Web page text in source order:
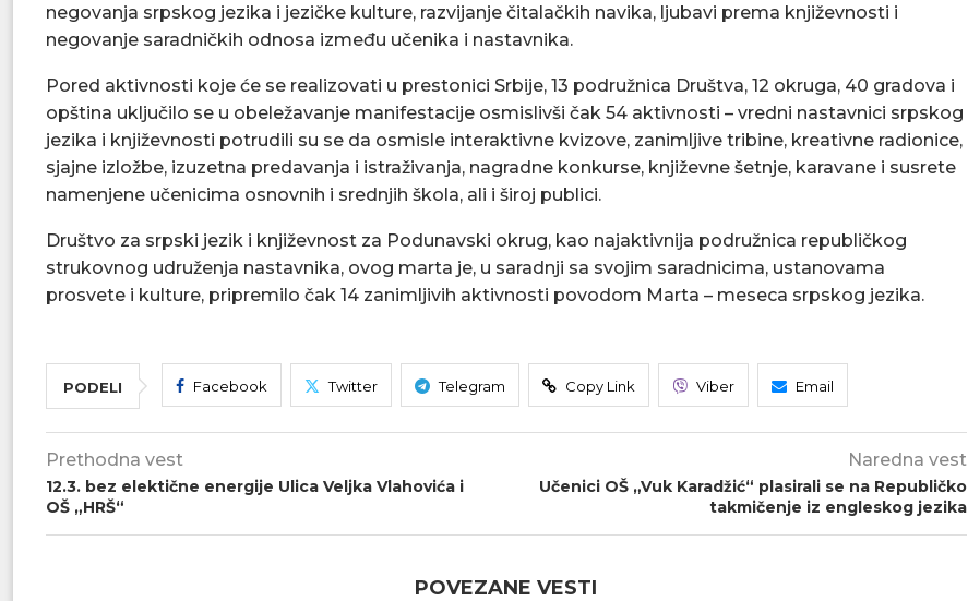
negovanja srpskog jezika i jezičke kulture, razvijanje čitalačkih navika, ljubavi prema književnosti i
negovanje saradničkih odnosa između učenika i nastavnika.
Pored aktivnosti koje će se realizovati u prestonici Srbije, 13 podružnica Društva, 12 okruga, 40 gradova i
opština uključilo se u obeležavanje manifestacije osmislivši čak 54 aktivnosti – vredni nastavnici srpskog
jezika i književnosti potrudili su se da osmisle interaktivne kvizove, zanimljive tribine, kreativne radionice,
sjajne izložbe, izuzetna predavanja i istraživanja, nagradne konkurse, književne šetnje, karavane i susrete
namenjene učenicima osnovnih i srednjih škola, ali i široj publici.
Društvo za srpski jezik i književnost za Podunavski okrug, kao najaktivnija podružnica republičkog
strukovnog udruženja nastavnika, ovog marta je, u saradnji sa svojim saradnicima, ustanovama
prosvete i kulture, pripremilo čak 14 zanimljivih aktivnosti povodom Marta – meseca srpskog jezika.
PODELI Facebook Twitter Telegram Copy Link Viber Email
Prethodna vest
12.3. bez elektične energije Ulica Veljka Vlahovića i
OŠ „HRŠ“
Naredna vest
Učenici OŠ „Vuk Karadžić“ plasirali se na Republičko
takmičenje iz engleskog jezika
POVEZANE VESTI